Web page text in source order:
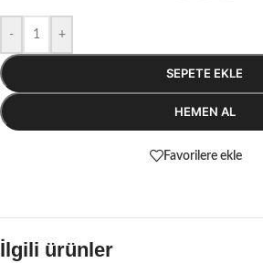
- +
SEPETE EKLE
HEMEN AL
Favorilere ekle
İlgili ürünler